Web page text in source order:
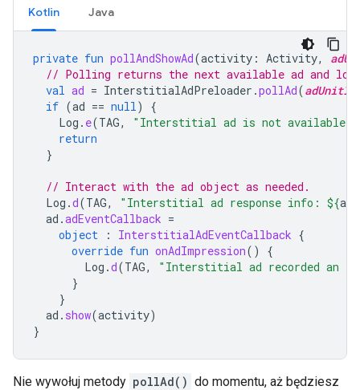
Kotlin Java
private fun pollAndShowAd(activity : Activity,
// Polling returns the next available ad and
val ad = InterstitialAdPreloader .pollAd(adUnitId
if (ad == null)
{
Log . e(TAG, "Interstitial ad is not available."
return
}
// Interact with the ad object as needed.
Log .d(TAG, "Interstitial ad response info: ${ad
ad .adEventCallback =
object
: InterstitialAdEventCallback {
override fun onAdImpression()
{
Log .d(TAG,
"Interstitial ad recorded an
}
}
ad . show(activity)
}
Nie wywołuj metody pollAd() do momentu, aż będziesz